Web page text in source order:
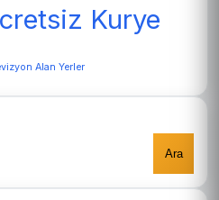
Kurye
Alan Yerler
Ara